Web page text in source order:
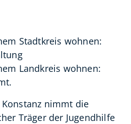
Stadtkreis wohnen:
Landkreis wohnen:
nimmt die
Träger der Jugendhilfe